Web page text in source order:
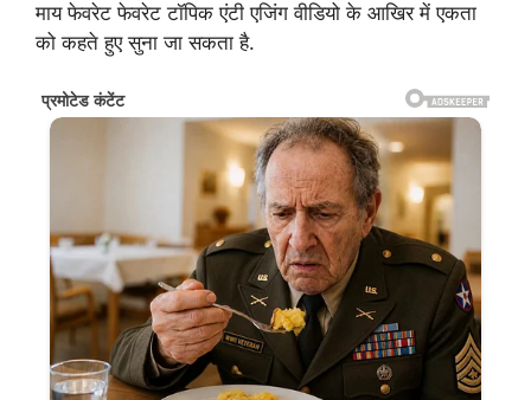
माय फेवरेट फेवरेट टॉपिक एंटी एजिंग वीडियो के आखिर में एकता
को कहते हुए सुना जा सकता है.